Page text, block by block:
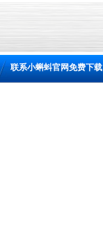
联系小蝌蚪官网免费下载